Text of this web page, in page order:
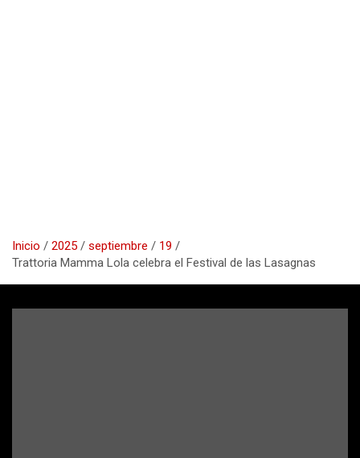
Inicio 2025 septiembre
19
Trattoria Mamma Lola celebra el Festival de las Lasagnas